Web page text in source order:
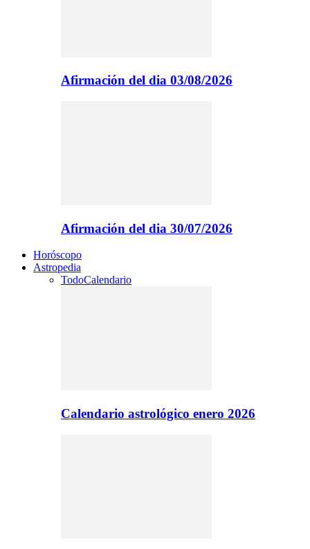
Afirmación del dia 03/08/2026
Afirmación del dia 30/07/2026
Horóscopo
Astropedia
TodoCalendario
Calendario astrológico enero 2026